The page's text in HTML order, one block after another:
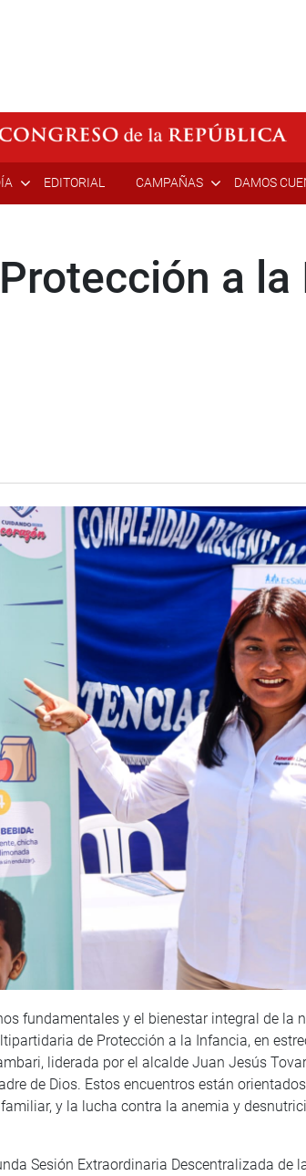
EDITORIAL CAMPAÑAS DAMOS
a
fundamentales y el bienestar integral de la
de Protección a la Infancia, en
liderada por el alcalde Juan Jesús
de Dios. Estos encuentros están
y la lucha contra la anemia y
Sesión Extraordinaria Descentralizada de